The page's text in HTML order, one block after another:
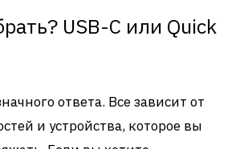
USB-C или Quick
ответа. Все зависит от
и устройства, которое вы